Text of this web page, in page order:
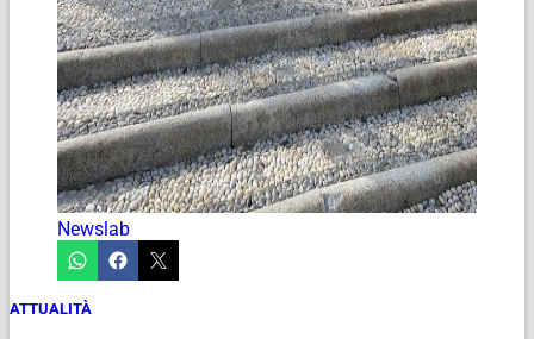
Newslab
ATTUALITÀ